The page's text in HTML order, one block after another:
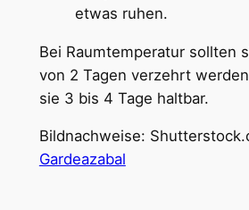
etwas ruhen.
Bei Raumtemperatur sollten
von 2 Tagen verzehrt
sie 3 bis 4 Tage haltbar.
Bildnachweise:
Gardeazabal